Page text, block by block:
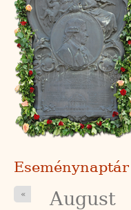
Eseménynaptár
« August